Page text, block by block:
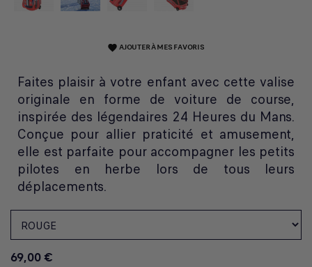
favorite AJOUTER À MES FAVORIS
Faites plaisir à votre enfant avec cette valise
originale en forme de voiture de course,
inspirée des légendaires 24 Heures du Mans.
Conçue pour allier praticité et amusement,
elle est parfaite pour accompagner les petits
pilotes en herbe lors de tous leurs
déplacements.
69,00 €